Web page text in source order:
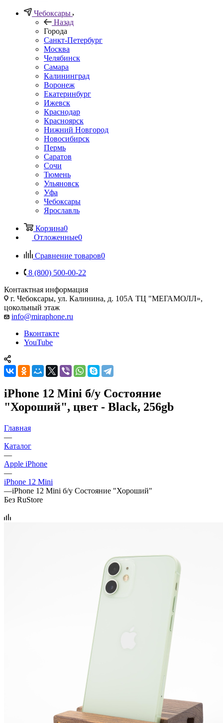
Чебоксары
Назад
Города
Санкт-Петербург
Москва
Челябинск
Самара
Калининград
Воронеж
Екатеринбург
Ижевск
Краснодар
Красноярск
Нижний Новгород
Новосибирск
Пермь
Саратов
Сочи
Тюмень
Ульяновск
Уфа
Чебоксары
Ярославль
Корзина0
Отложенные0
Сравнение товаров0
8 (800) 500-00-22
Контактная информация
г. Чебоксары, ул. Калинина, д. 105А ТЦ "МЕГАМОЛЛ»,
цокольный этаж
info@miraphone.ru
Вконтакте
YouTube
iPhone 12 Mini б/у Состояние
"Хороший", цвет - Black, 256gb
Главная
—
Каталог
—
Apple iPhone
—
iPhone 12 Mini
—iPhone 12 Mini б/у Состояние "Хороший"
Без RuStore